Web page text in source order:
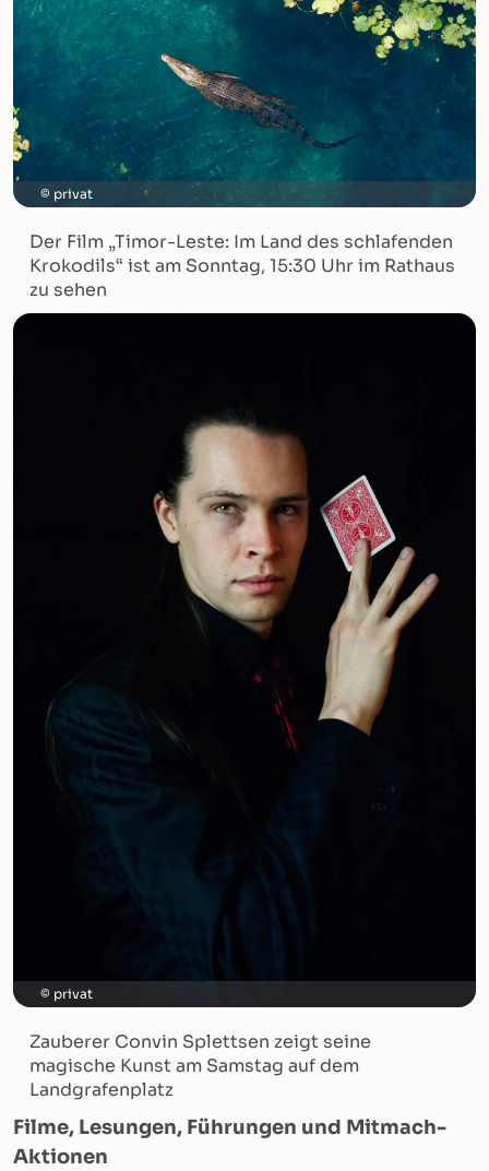
privat
Der Film „Timor-Leste: Im Land des schlafenden
Krokodils“ ist am Sonntag, 15:30 Uhr im Rathaus
zu sehen
privat
Zauberer Convin Splettsen zeigt seine
magische Kunst am Samstag auf dem
Landgrafenplatz
Filme, Lesungen, Führungen und Mitmach-
Aktionen